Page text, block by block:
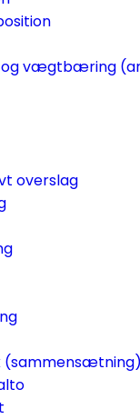
vægtbæring
overslag
(sammensætning)